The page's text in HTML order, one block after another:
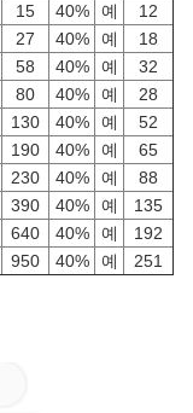
15 40% 예
12
27 40% 예
18
58 40% 예
32
80 40% 예
28
130 40% 예
52
190 40% 예
65
230 40% 예
88
390 40% 예
135
640 40% 예
192
950 40% 예 251